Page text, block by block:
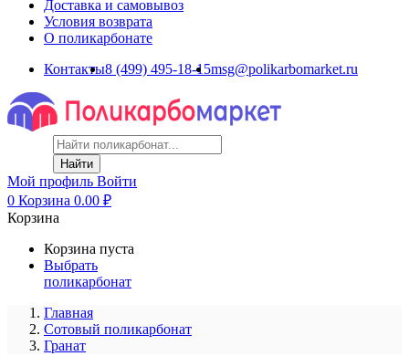
Доставка и самовывоз
Условия возврата
О поликарбонате
Контакты8 (499) 495-18-15msg@polikarbomarket.ru
Найти
Мой профиль Войти
0 Корзина 0.00 ₽
Корзина
Корзина пуста
Выбрать
поликарбонат
Главная
Сотовый поликарбонат
Гранат